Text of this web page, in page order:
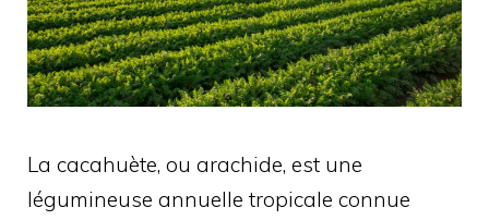
La cacahuète, ou arachide, est une
légumineuse annuelle tropicale connue